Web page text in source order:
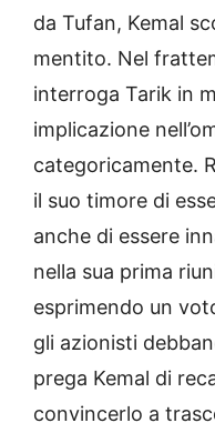
da Tufan, Kemal
mentito. Nel
interroga Tarik in
implicazione
categoricamente.
il suo timore di
anche di essere
nella sua prima
esprimendo un
gli azionisti
prega Kemal di
convincerlo a